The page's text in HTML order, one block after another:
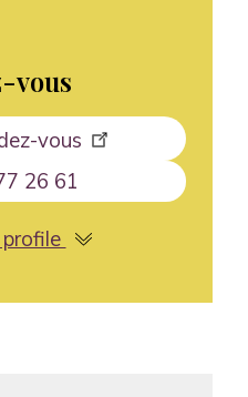
vous
vous
26 61